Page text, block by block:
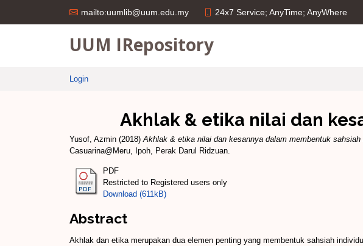
mailto:uumlib@uum.edu.my 24x7 Service; AnyTime; AnyWhere
UUM IRepository
Login
Akhlak & etika nilai dan
Yusof, Azmin (2018)Akhlak & etika nilai dan kesannya dalam membentuk sahsiah
Casuarina@Meru, Ipoh, Perak Darul Ridzuan.
PDF
Restricted to Registered users only
Download (611kB)
Abstract
Akhlak dan etika merupakan dua elemen penting yang membentuk sahsiah